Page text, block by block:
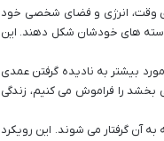
وقت، انرژی و فضای شخصی خود
های خودشان شکل دهند. این
بیشتر به نادیده گرفتن عمدی
بخشد را فراموش می کنیم، زندگی
آن گرفتار می شوند. این رویکرد